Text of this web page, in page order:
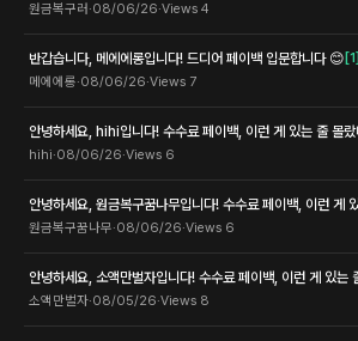
원금복구러·08/06/26·Views 4
반갑습니다, 메에에롱입니다! 드디어 페이백 입문합니다 😊 [1]
메에에롱·08/06/26·Views 7
안녕하세요, hihi입니다! 수수료 페이백, 이런 게 있는 줄 몰
hihi·08/06/26·Views 6
안녕하세요, 원금복구꿈나무입니다! 수수료 페이백, 이런 게
원금복구꿈나무·08/06/26·Views 6
안녕하세요, 소액만벌자입니다! 수수료 페이백, 이런 게 있는
소액만벌자·08/05/26·Views 8